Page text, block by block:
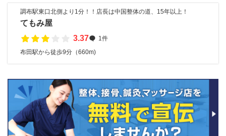
調布駅東口北側より1分！！店長は中国整体の道、15年以上！
てもみ屋
3.37
1件
布田駅から徒歩9分（660m)